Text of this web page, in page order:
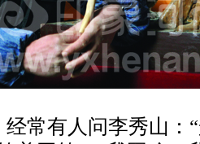
常有人问李秀山：